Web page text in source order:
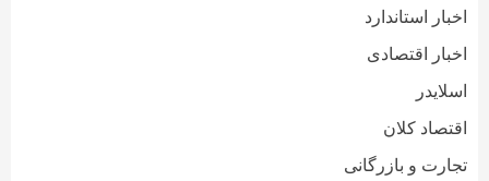
اخبار استاندارد
اخبار اقتصادی
اسلایدر
اقتصاد کلان
تجارت و بازرگانی